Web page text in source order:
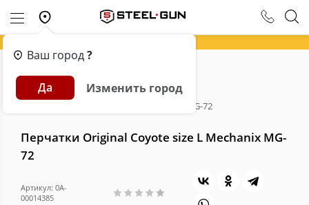
Ваш город?
Да Изменить город
Главная Каталог
Перчатки тактические
Перчатки Original Coyote size L Mechanix MG-72
Перчатки Original Coyote size L Mechanix MG-
72
Артикул: 0A-
00014385